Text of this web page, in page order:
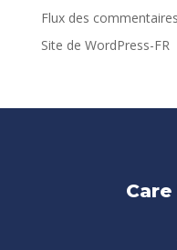
Flux des commentaires
Site de WordPress-FR